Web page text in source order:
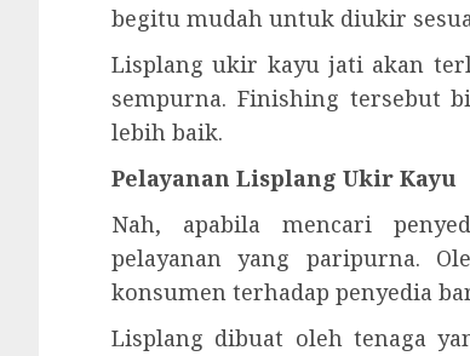
begitu mudah untuk diukir
Lisplang ukir kayu jati akan
sempurna. Finishing tersebut
lebih baik.
Pelayanan Lisplang Ukir Kayu
Nah, apabila mencari
pelayanan yang paripurna.
konsumen terhadap penyedia
Lisplang dibuat oleh tenaga